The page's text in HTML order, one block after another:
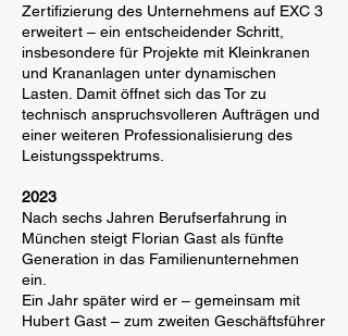
Zertifizierung des Unternehmens auf EXC 3
erweitert – ein entscheidender Schritt,
insbesondere für Projekte mit Kleinkranen
und Krananlagen unter dynamischen
Lasten. Damit öffnet sich das Tor zu
technisch anspruchsvolleren Aufträgen und
einer weiteren Professionalisierung des
Leistungsspektrums.
2023
Nach sechs Jahren Berufserfahrung in
München steigt Florian Gast als fünfte
Generation in das Familienunternehmen
ein.
Ein Jahr später wird er – gemeinsam mit
Hubert Gast – zum zweiten Geschäftsführer